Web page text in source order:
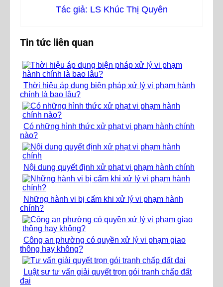
Tác giả: LS Khúc Thị Quyên
Tin tức liên quan
Thời hiệu áp dụng biện pháp xử lý vi phạm hành
chính là bao lâu?
Có những hình thức xử phạt vi phạm hành chính
nào?
Nội dung quyết định xử phạt vi phạm hành chính
Những hành vi bị cấm khi xử lý vi phạm hành
chính?
Công an phường có quyền xử lý vi phạm giao
thông hay không?
Luật sư tư vấn giải quyết trọn gói tranh chấp đất
đai